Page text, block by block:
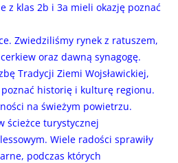
z klas 2b i 3a mieli okazję poznać
Zwiedziliśmy rynek z ratuszem,
oraz dawną synagogę.
Tradycji Ziemi Wojsławickiej,
historię i kulturę regionu.
na świeżym powietrzu.
ścieżce turystycznej
Wiele radości sprawiły
podczas których